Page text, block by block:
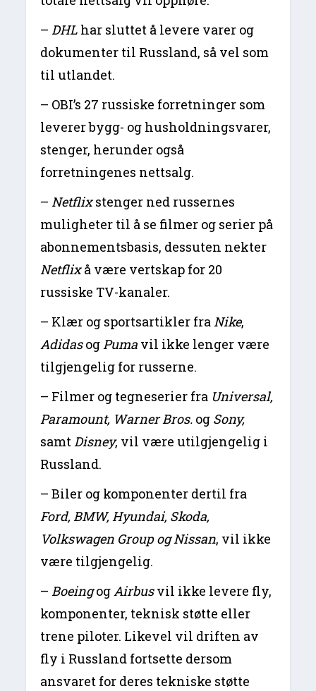
–DHL har sluttet å levere varer og
dokumenter til Russland, så vel som
til utlandet.
– OBI’s 27 russiske forretninger som
leverer bygg- og husholdningsvarer,
stenger, herunder også
forretningenes nettsalg.
–Netflixstenger ned russernes
muligheter til å se filmer og serier på
abonnementsbasis, dessuten nekter
Netflixå være vertskap for 20
russiske TV-kanaler.
– Klær og sportsartikler fraNike,
AdidasogPuma vil ikke lenger være
tilgjengelig for russerne.
– Filmer og tegneserier fra Universal,
Paramount, Warner Bros. og Sony,
samtDisney, vil være utilgjengelig i
Russland.
– Biler og komponenter dertil fra
Ford, BMW, Hyundai, Skoda,
Volkswagen Group og Nissan, vil ikke
være tilgjengelig.
–BoeingogAirbusvil ikke levere fly,
komponenter, teknisk støtte eller
trene piloter. Likevel vil driften av
fly i Russland fortsette dersom
ansvaret for deres tekniske støtte